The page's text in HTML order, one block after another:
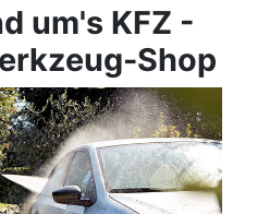
um's KFZ -
Shop